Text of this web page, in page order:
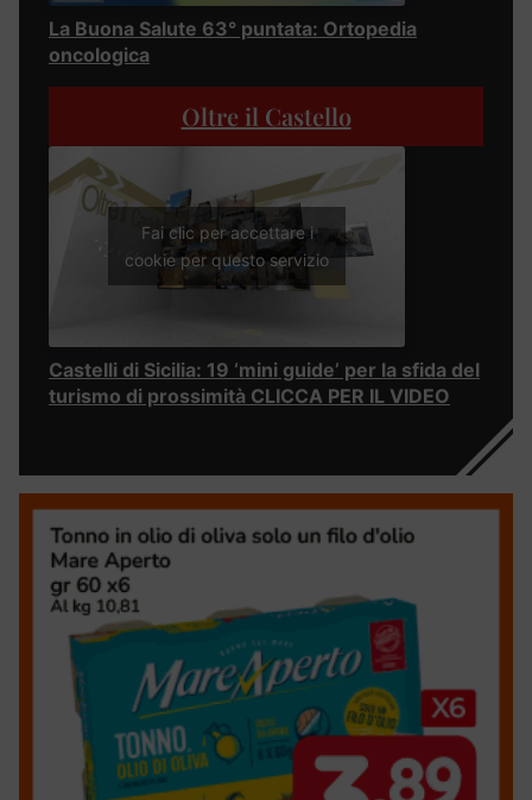
La Buona Salute 63° puntata: Ortopedia
oncologica
Oltre il Castello
Fai clic per accettare i
cookie per questo servizio
Castelli di Sicilia: 19 ‘mini guide’ per la sfida del
turismo di prossimità CLICCA PER IL VIDEO